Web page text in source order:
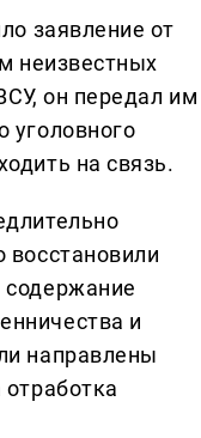
заявление от
неизвестных
он передал им
уголовного
на связь.
восстановили
и
направлены